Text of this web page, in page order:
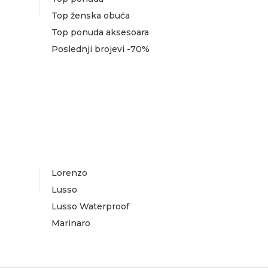
Top ženska obuća
Top ponuda aksesoara
Poslednji brojevi -70%
Lorenzo
Lusso
Lusso Waterproof
Marinaro